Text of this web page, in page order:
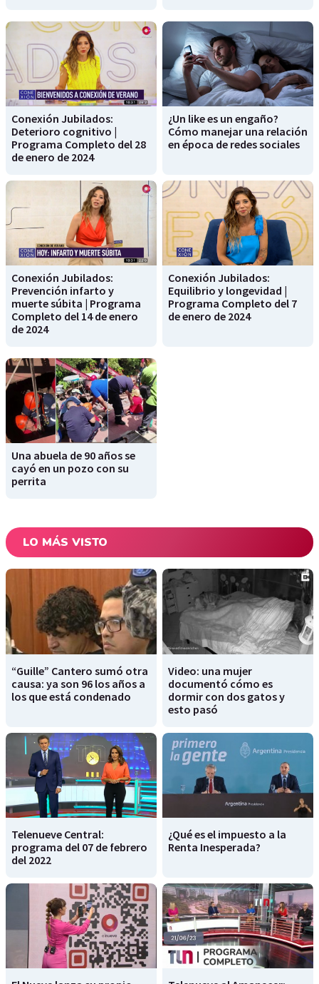
Conexión Jubilados:
Deterioro cognitivo |
Programa Completo del 28
de enero de 2024
¿Un like es un engaño?
Cómo manejar una relación
en época de redes sociales
Conexión Jubilados:
Prevención infarto y
muerte súbita | Programa
Completo del 14 de enero
de 2024
Conexión Jubilados:
Equilibrio y longevidad |
Programa Completo del 7
de enero de 2024
Una abuela de 90 años se
cayó en un pozo con su
perrita
LO MÁS VISTO
“Guille” Cantero sumó otra
causa: ya son 96 los años a
los que está condenado
Video: una mujer
documentó cómo es
dormir con dos gatos y
esto pasó
Telenueve Central:
programa del 07 de febrero
del 2022
¿Qué es el impuesto a la
Renta Inesperada?